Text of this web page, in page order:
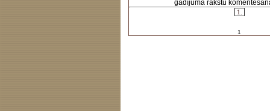
gadījumā rakstu
1.
1